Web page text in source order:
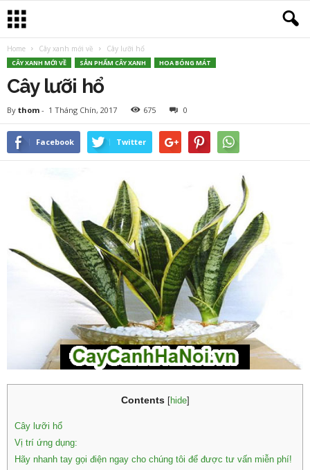
Home Cây xanh mới về Cây lưỡi hổ
CÂY XANH MỚI VỀ SẢN PHẨM CÂY XANH HOA BÓNG MÁT
Cây lưỡi hổ
By thom - 1 Tháng Chín, 2017 675 0
Facebook Twitter
Contents hide]
Cây lưỡi hổ
Vị trí ứng dụng:
Hãy nhanh tay gọi điện ngay cho chúng tôi để được tư vấn miễn phí!